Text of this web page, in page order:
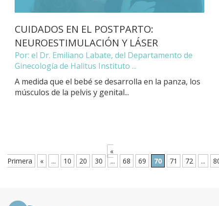
CUIDADOS EN EL POSTPARTO:
NEUROESTIMULACIÓN Y LÁSER
Por: el Dr. Emiliano Labate, del Departamento de
Ginecología de Halitus Instituto ...
A medida que el bebé se desarrolla en la panza, los
músculos de la pelvis y genital...
«
Primera
« ... 10 20 30 ... 68 69 70 71 72 ...